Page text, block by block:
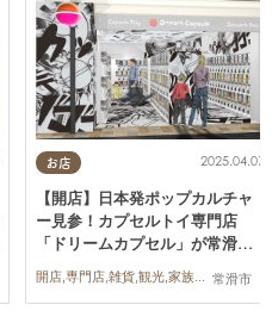
お店
常滑市
2025.04.07
【開店】日本発ポップカルチャ
ー見参！カプセルトイ専門店
「ドリームカプセル」が常滑市